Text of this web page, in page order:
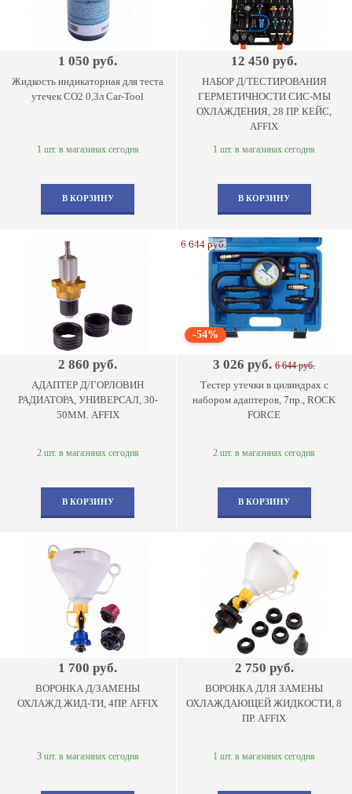
1 050 руб.
Жидкость индикаторная для теста
утечек CO2 0,3л Car-Tool
1 шт. в магазинах сегодня
В КОРЗИНУ
12 450 руб.
НАБОР Д/ТЕСТИРОВАНИЯ
ГЕРМЕТИЧНОСТИ СИС-МЫ
ОХЛАЖДЕНИЯ, 28 ПР. КЕЙС,
AFFIX
1 шт. в магазинах сегодня
В КОРЗИНУ
2 860 руб.
АДАПТЕР Д/ГОРЛОВИН
РАДИАТОРА, УНИВЕРСАЛ, 30-
50ММ. AFFIX
2 шт. в магазинах сегодня
В КОРЗИНУ
6 644 руб.
-54%
3 026 руб.6 644 руб.
Тестер утечки в цилиндрах с
набором адаптеров, 7пр., ROCK
FORCE
2 шт. в магазинах сегодня
В КОРЗИНУ
1 700 руб.
ВОРОНКА Д/ЗАМЕНЫ
ОХЛАЖД.ЖИД-ТИ, 4ПР. AFFIX
3 шт. в магазинах сегодня
2 750 руб.
ВОРОНКА ДЛЯ ЗАМЕНЫ
ОХЛАЖДАЮЩЕЙ ЖИДКОСТИ, 8
ПР. AFFIX
1 шт. в магазинах сегодня